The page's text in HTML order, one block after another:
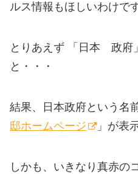
ルス情報もほしいわけです
とりあえず 「日本 政府
と・・・
結果、日本政府という名
邸ホームページ
」が表
しかも、いきなり真赤の